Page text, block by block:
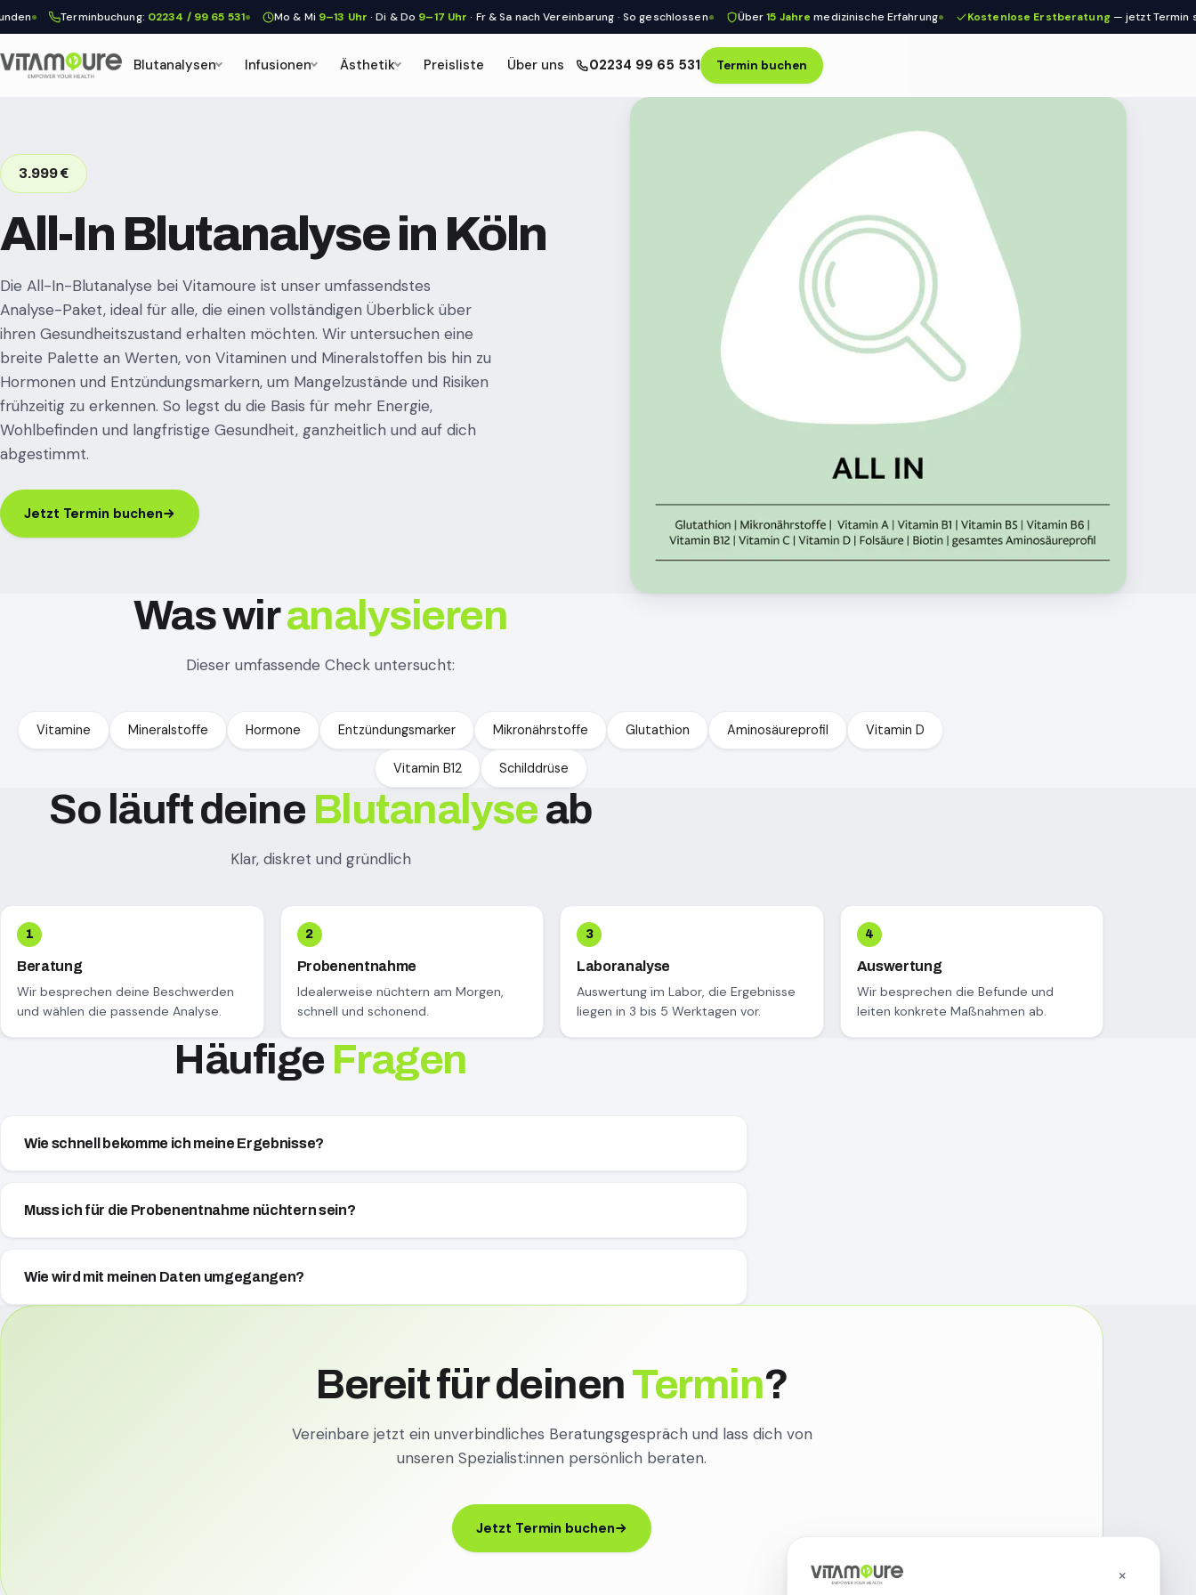
Terminbuchung:02234 / 99 65 531 Mo & Mi9–13 Uhr· Di & Do 9–17 Uhr· Fr & Sa nach Vereinbarung · So geschlossen Über15 Jahremedizinische Erfahrung Kostenlose Erstberatung— jetzt Termin
Blutanalysen Infusionen Ästhetik Preisliste Über uns 02234 99 65 531 Termin buchen
3.999 €
All-In Blutanalyse in Köln
Die All-In-Blutanalyse bei Vitamoure ist unser umfassendstes
Analyse-Paket, ideal für alle, die einen vollständigen Überblick über
ihren Gesundheitszustand erhalten möchten. Wir untersuchen eine
breite Palette an Werten, von Vitaminen und Mineralstoffen bis hin zu
Hormonen und Entzündungsmarkern, um Mangelzustände und Risiken
frühzeitig zu erkennen. So legst du die Basis für mehr Energie,
Wohlbefinden und langfristige Gesundheit, ganzheitlich und auf dich
abgestimmt.
Jetzt Termin buchen
Was wiranalysieren
Dieser umfassende Check untersucht:
Vitamine Mineralstoffe Hormone Entzündungsmarker Mikronährstoffe Glutathion Aminosäureprofil Vitamin D
Vitamin B12 Schilddrüse
So läuft deine Blutanalyseab
Klar, diskret und gründlich
Beratung
Wir besprechen deine Beschwerden
und wählen die passende Analyse.
Probenentnahme
Idealerweise nüchtern am Morgen,
schnell und schonend.
Laboranalyse
Auswertung im Labor, die Ergebnisse
liegen in 3 bis 5 Werktagen vor.
Auswertung
Wir besprechen die Befunde und
leiten konkrete Maßnahmen ab.
Häufige Fragen
Wie schnell bekomme ich meine Ergebnisse?
Muss ich für die Probenentnahme nüchtern sein?
Wie wird mit meinen Daten umgegangen?
Bereit für deinenTermin?
Vereinbare jetzt ein unverbindliches Beratungsgespräch und lass dich von
unseren Spezialist:innen persönlich beraten.
Jetzt Termin buchen
×